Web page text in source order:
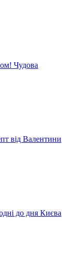
Чудова
від Валентини
до дня Києва